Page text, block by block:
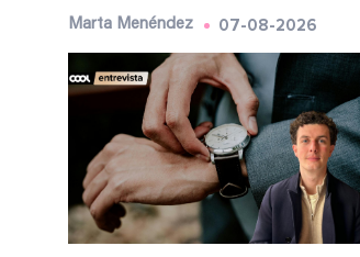
Marta Menéndez 07-08-2026